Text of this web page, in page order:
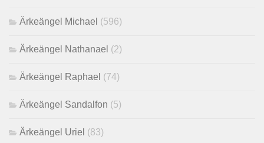
Ärkeängel Michael (596)
Ärkeängel Nathanael (2)
Ärkeängel Raphael (74)
Ärkeängel Sandalfon (5)
Ärkeängel Uriel (83)